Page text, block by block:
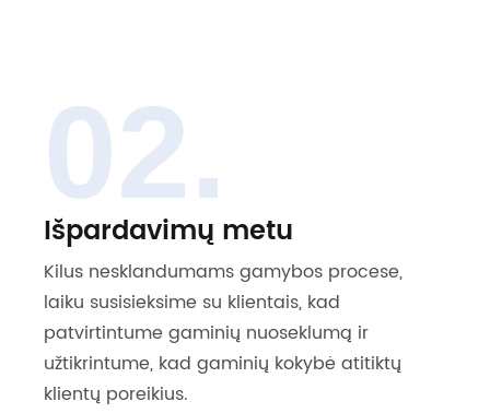
02.
Išpardavimų metu
Kilus nesklandumams gamybos procese,
laiku susisieksime su klientais, kad
patvirtintume gaminių nuoseklumą ir
užtikrintume, kad gaminių kokybė atitiktų
klientų poreikius.